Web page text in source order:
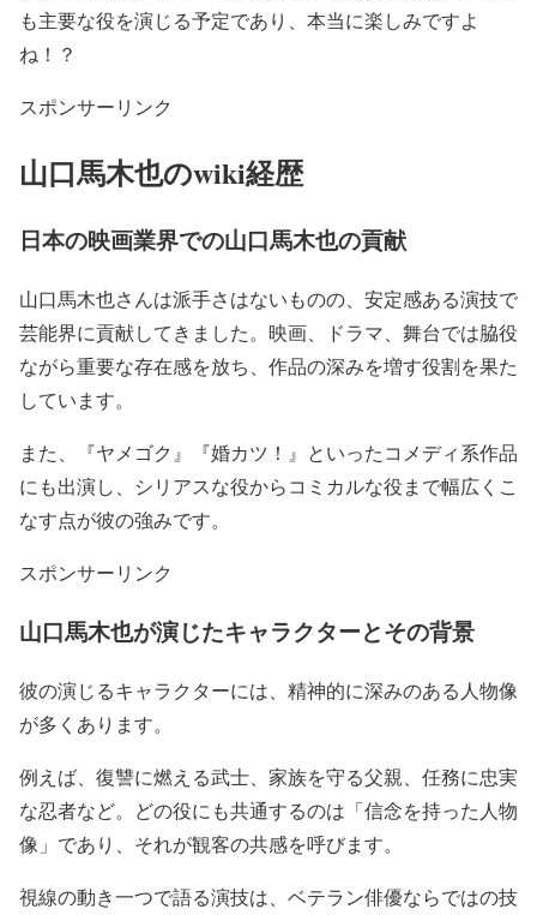
も主要な役を演じる予定であり、本当に楽しみですよ
ね！？
スポンサーリンク
山口馬木也のwiki経歴
日本の映画業界での山口馬木也の貢献
山口馬木也さんは派手さはないものの、 安定感ある演技で
芸能界に貢献してきました。映画、ドラマ、舞台では脇役
ながら重要な存在感を放ち
作品の深みを増す役割を果た
しています。
また、 『ヤメゴク』『婚カツ！』 といったコメディ系作品
にも出演し、 シリアスな役からコミカルな役まで幅広くこ
なす点が彼の強みです。
スポンサーリンク
山口馬木也が演じたキャラクターとその背景
彼の演じるキャラクターには、 精神的に深みのある人物像
が多く あります。
例えば、 復讐に燃える武士、家族を守る父親、任務に忠実
な忍者など。どの役にも共通するのは 「信念を持った人物
像」 であり、それが観客の共感を呼びます。
視線の動き一つで語る演技は、 ベテラン俳優ならではの技